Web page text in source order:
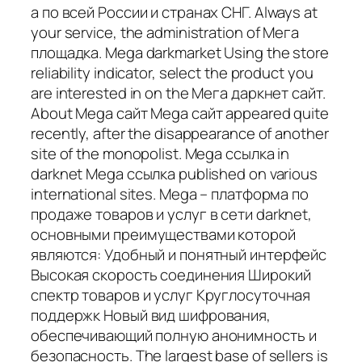
а по всей России и странах СНГ. Always at
your service, the administration of Мега
площадка. Mega darkmarket Using the store
reliability indicator, select the product you
are interested in on the Мега даркнет сайт.
About Mega сайт Mega сайт appeared quite
recently, after the disappearance of another
site of the monopolist. Mega ссылка in
darknet Mega ссылка published on various
international sites. Mega – платформа по
продаже товаров и услуг в сети darknet,
основными преимуществами которой
являются: Удобный и понятный интерфейс
Высокая скорость соединения Широкий
спектр товаров и услуг Круглосуточная
поддержк Новый вид шифрования,
обеспечивающий полную анонимность и
безопасность. The largest base of sellers is